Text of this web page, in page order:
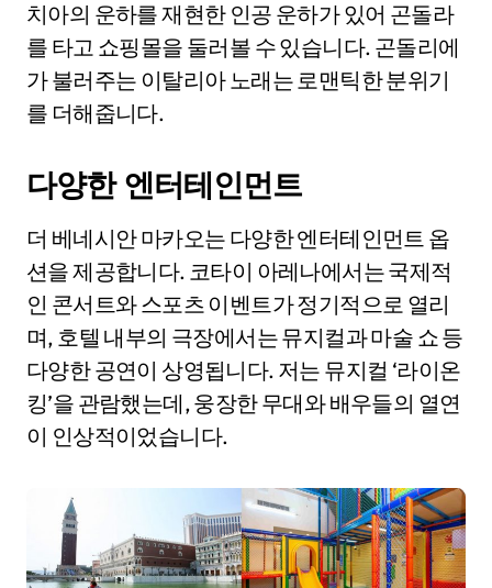
치아의 운하를 재현한 인공 운하가 있어 곤돌라
를 타고 쇼핑몰을 둘러볼 수 있습니다. 곤돌리에
가 불러주는 이탈리아 노래는 로맨틱한 분위기
를 더해줍니다.
다양한 엔터테인먼트
더 베네시안 마카오는 다양한 엔터테인먼트 옵
션을 제공합니다. 코타이 아레나에서는 국제적
인 콘서트와 스포츠 이벤트가 정기적으로 열리
며, 호텔 내부의 극장에서는 뮤지컬과 마술 쇼 등
다양한 공연이 상영됩니다. 저는 뮤지컬 ‘라이온
킹’을 관람했는데, 웅장한 무대와 배우들의 열연
이 인상적이었습니다.